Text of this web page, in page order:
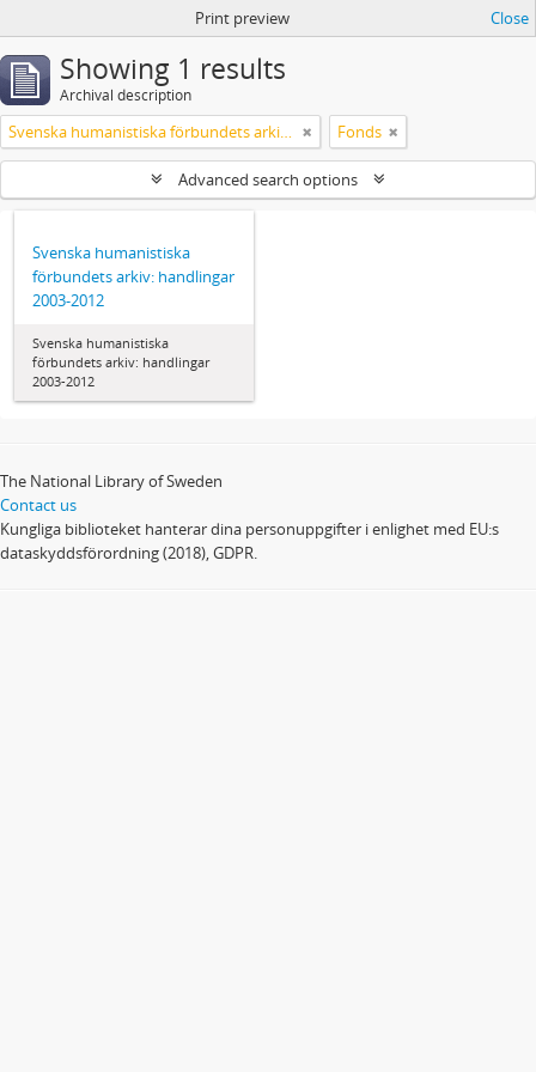
Print preview Close
Showing 1 results
Archival description
Svenska humanistiska förbundets arkiv: handlingar 2003-2012 Fonds
Advanced search options
Svenska humanistiska
förbundets arkiv: handlingar
2003-2012
Svenska humanistiska
förbundets arkiv: handlingar
2003-2012
The National Library of Sweden
Contact us
Kungliga biblioteket hanterar dina personuppgifter i enlighet med EU:s
dataskyddsförordning (2018), GDPR.